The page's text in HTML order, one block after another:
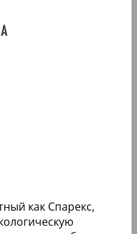
как Спарекс,